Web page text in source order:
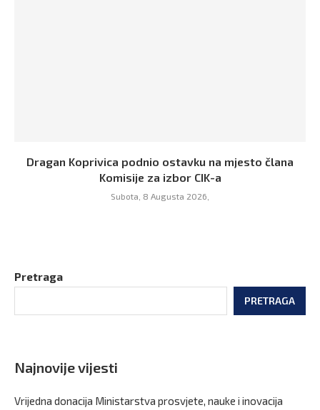
Dragan Koprivica podnio ostavku na mjesto člana
Komisije za izbor CIK-a
Subota, 8 Augusta 2026,
Pretraga
PRETRAGA
Najnovije vijesti
Vrijedna donacija Ministarstva prosvjete, nauke i inovacija